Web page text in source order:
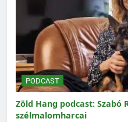
PODCAST
Zöld Hang podcast:
szélmalomharcai